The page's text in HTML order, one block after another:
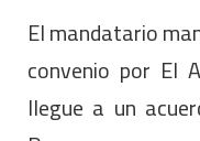
El mandatario
convenio por El
llegue a un